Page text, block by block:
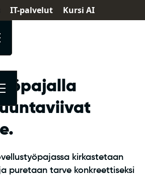
IT-palvelut Kursi AI
kirkastetaan
puretaan tarve konkreettiseksi